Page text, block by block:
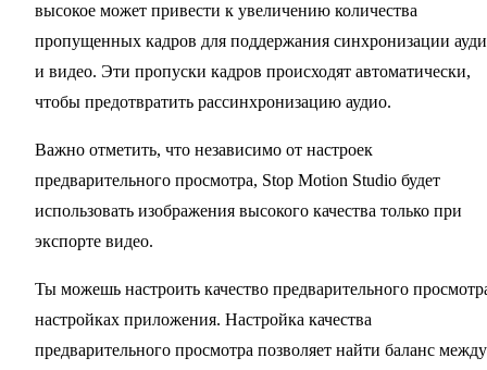
высокое может привести к увеличению количества
пропущенных кадров для поддержания синхронизации
и видео. Эти пропуски кадров происходят автоматически,
чтобы предотвратить рассинхронизацию аудио.
Важно отметить, что независимо от настроек
предварительного просмотра, Stop Motion Studio будет
использовать изображения высокого качества только при
экспорте видео.
Ты можешь настроить качество предварительного
настройках приложения. Настройка качества
предварительного просмотра позволяет найти баланс между